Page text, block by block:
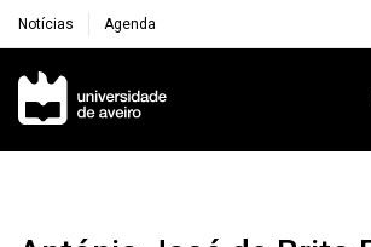
Notícias Agenda
Navegação Principal